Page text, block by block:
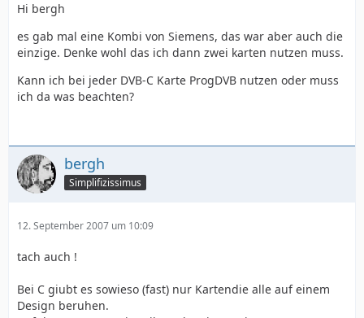
Hi bergh
es gab mal eine Kombi von Siemens, das war aber auch die
einzige. Denke wohl das ich dann zwei karten nutzen muss.
Kann ich bei jeder DVB-C Karte ProgDVB nutzen oder muss
ich da was beachten?
bergh
Simplifizissimus
12. September 2007 um 10:09
tach auch !
Bei C giubt es sowieso (fast) nur Kartendie alle auf einem
Design beruhen.